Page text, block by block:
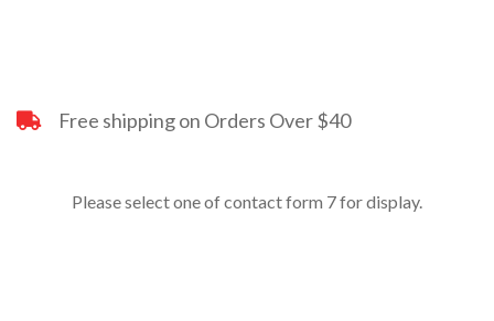
Free shipping on Orders Over $40
Please select one of contact form 7 for display.